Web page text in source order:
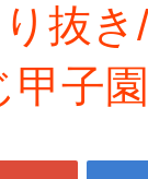
抜き
子園